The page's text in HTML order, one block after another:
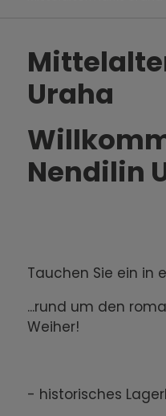
Uraha
Nendilin
Tauchen Sie ein in
...rund um den
Weiher!
- historisches